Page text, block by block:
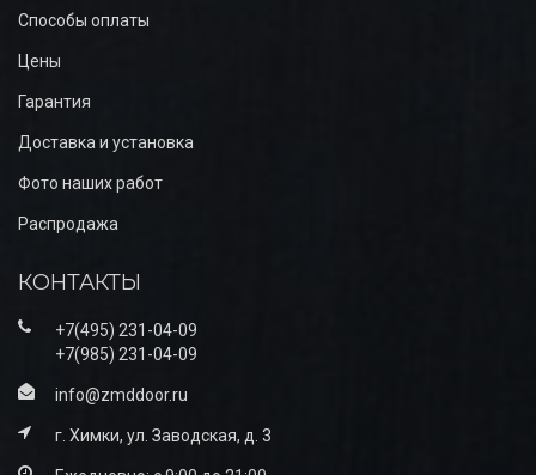
Способы оплаты
Цены
Гарантия
Доставка и установка
Фото наших работ
Распродажа
КОНТАКТЫ
+7(495) 231-04-09
+7(985) 231-04-09
info@zmddoor.ru
г. Химки, ул. Заводская, д. 3